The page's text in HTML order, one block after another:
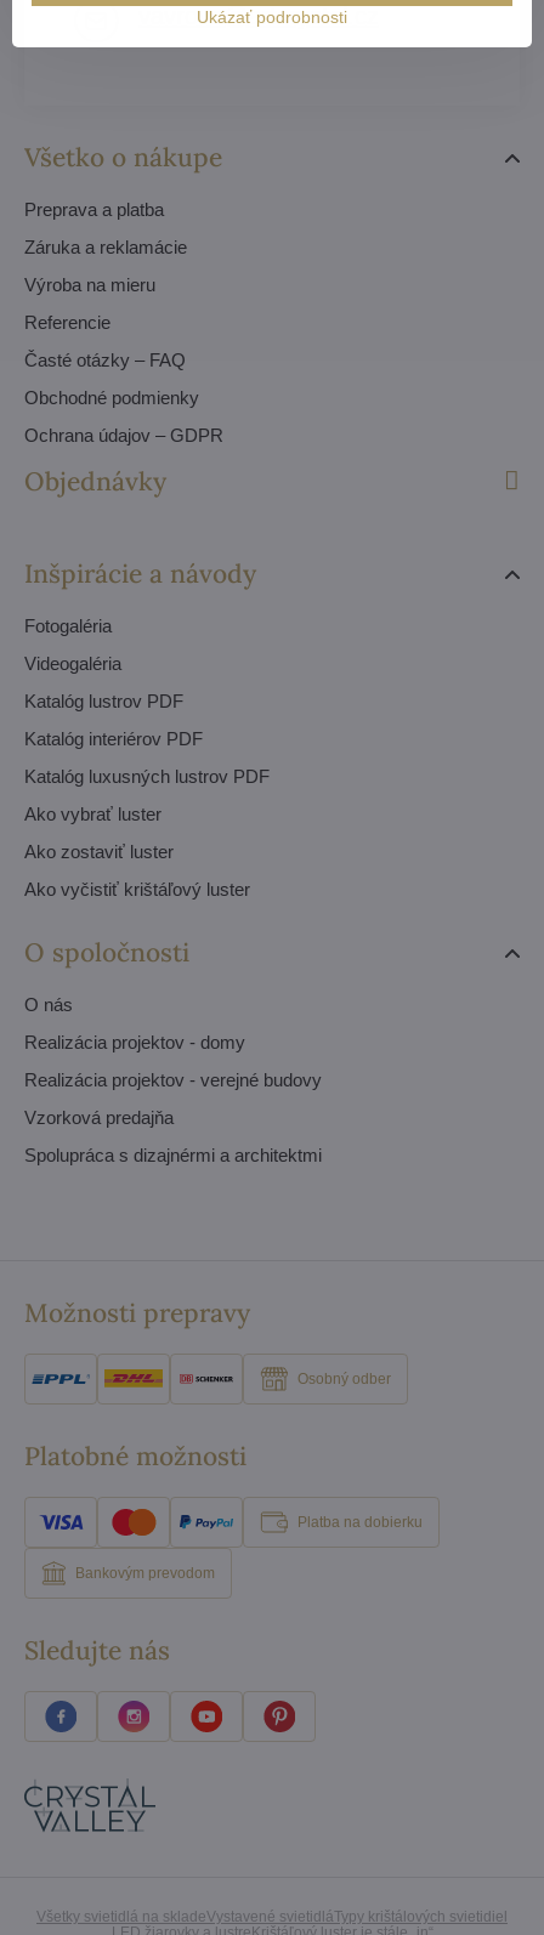
Všetko o nákupe
Preprava a platba
Záruka a reklamácie
Výroba na mieru
Referencie
Časté otázky – FAQ
Obchodné podmienky
Ochrana údajov – GDPR
Objednávky
Inšpirácie a návody
Fotogaléria
Videogaléria
Katalóg lustrov PDF
Katalóg interiérov PDF
Katalóg luxusných lustrov PDF
Ako vybrať luster
Ako zostaviť luster
Ako vyčistiť krištáľový luster
O spoločnosti
O nás
Realizácia projektov - domy
Realizácia projektov - verejné budovy
Vzorková predajňa
Spolupráca s dizajnérmi a architektmi
vavrova​@artcrystal​.cz
Možnosti prepravy
Osobný odber
Platobné možnosti
Platba na dobierku
Bankovým prevodom
Sledujte nás
Všetky svietidlá na skladeVystavené svietidláTypy krištálových svietidiel
Ukázať podrobnosti